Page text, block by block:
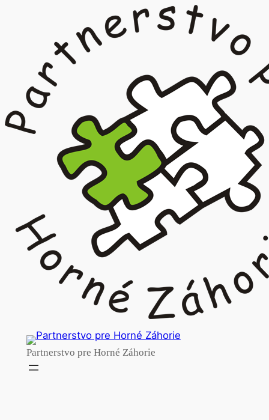
Partnerstvo pre Horné Záhorie